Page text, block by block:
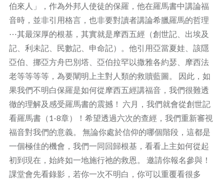
伯來人」，作為外邦人使徒的保羅，他在羅馬書中講論福
音時，並非引用格言，也非要對讀者講論希臘羅馬的哲理
⋯其最深厚的根基，其實就是摩西五經（創世記、出埃及
記、利未記、民數記、申命記）。他引用亞當夏娃、該隱
亞伯、挪亞方舟巴別塔、亞伯拉罕以撒雅各約瑟、摩西法
老等等等等，為要闡明上主對人類的救贖藍圖。 因此，如
果我們不明白保羅是如何從摩西五經講福音，我們很難透
徹的理解及感受羅馬書的震撼！ 六月，我們就會從創世記
看羅馬書（1-8章）！希望透過六次的查經，我們重新審視
福音對我們的意義。 無論你處於信仰的哪個階段，這都是
一個極佳的機會，我們一同回歸根基，看看上主如何從起
初到現在，始終如一地施行祂的救恩。 邀請你報名參與！
課堂會先看錄影，若你一次不明白，你可以重覆看很多